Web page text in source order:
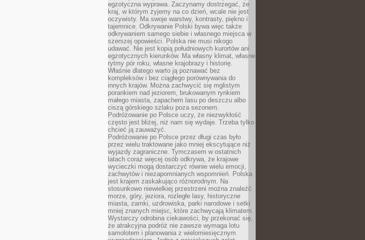
egzotyczna wyprawa. Zaczynamy dostrzegać, że
kraj, w którym żyjemy na co dzień, wcale nie jest
oczywisty. Ma swoje warstwy, kontrasty, piękno i
tajemnice. Odkrywanie Polski bywa więc także
odkrywaniem samego siebie i własnego miejsca w
szerszej opowieści. Polska nie musi nikogo
udawać. Nie jest kopią południowych kurortów ani
egzotycznych kierunków. Ma własny klimat, własne
rytmy pór roku, własne krajobrazy i historię.
Właśnie dlatego warto ją poznawać bez
kompleksów i bez ciągłego porównywania do
innych krajów. Można zachwycić się mglistym
porankiem nad jeziorem, brukowanym rynkiem
małego miasta, zapachem lasu po deszczu albo
ciszą górskiego szlaku poza sezonem.
Podróżowanie po Polsce uczy, że niezwykłość
często jest bliżej, niż nam się wydaje. Trzeba tylko
chcieć ją zauważyć.
Podróżowanie po Polsce przez długi czas było
przez wielu traktowane jako mniej ekscytujące niż
wyjazdy zagraniczne. Tymczasem w ostatnich
latach coraz więcej osób odkrywa, że krajowe
wycieczki mogą dostarczyć równie wielu emocji,
zachwytów i niezapomnianych wspomnień. Polska
jest krajem zaskakująco różnorodnym. Na
stosunkowo niewielkiej przestrzeni można znaleźć
morze, góry, jeziora, rozległe lasy, historyczne
miasta, zamki, uzdrowiska, parki narodowe i setki
mniej znanych miejsc, które zachwycają klimatem.
Wystarczy odrobina ciekawości, by przekonać się,
że atrakcyjna podróż nie zawsze wymaga lotu
samolotem i planowania z wielomiesięcznym